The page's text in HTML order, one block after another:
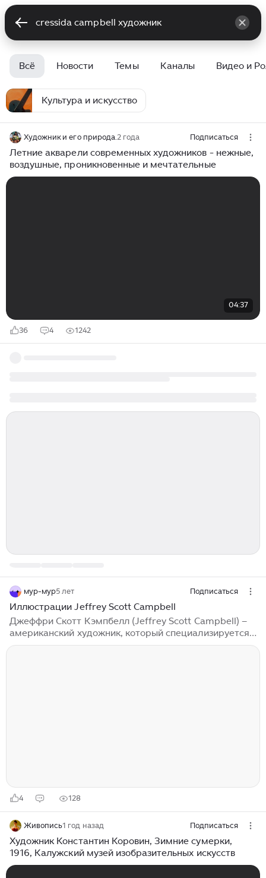
Всё Новости Темы Каналы Видео и
Культура и искусство
Художник и его природа.2 года Подписаться
Летние акварели современных художников - нежные,
воздушные, проникновенные и мечтательные
04:37
36 4 1242
мур-мур5 лет Подписаться
Иллюстрации Jeffrey Scott Campbell
Джеффри Скотт Кэмпбелл (Jeffrey Scott Campbell) –
американский художник, который специализируется
на комиксах. Среди его работ есть интересные
4 128
Живопись1 год назад Подписаться
Художник Константин Коровин, Зимние сумерки,
1916, Калужский музей изобразительных искусств